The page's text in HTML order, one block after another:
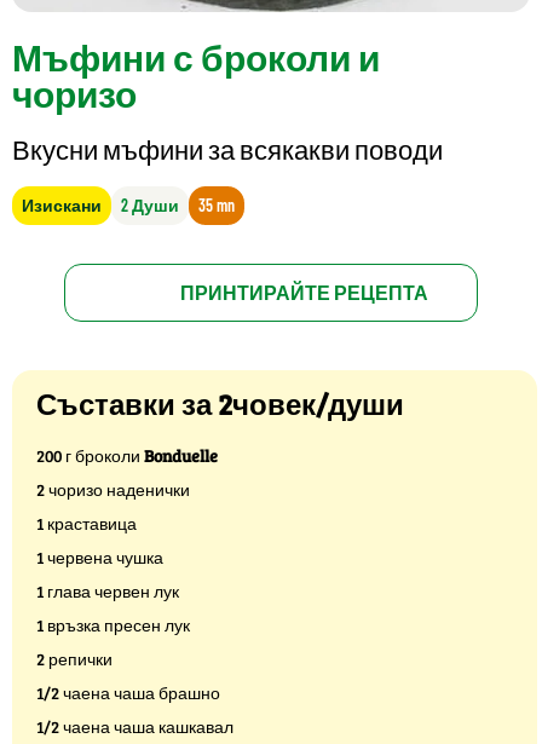
Мъфини с броколи и
чоризо
Вкусни мъфини за всякакви поводи
Изискани 2 Души 35 mn
ПРИНТИРАЙТЕ РЕЦЕПТА
Съставки за 2човек/души
200 г броколи Bonduelle
2 чоризо наденички
1 краставица
1 червена чушка
1 глава червен лук
1 връзка пресен лук
2 репички
1/2 чаена чаша брашно
1/2 чаена чаша кашкавал